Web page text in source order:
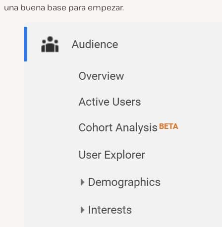
una buena base para empezar.